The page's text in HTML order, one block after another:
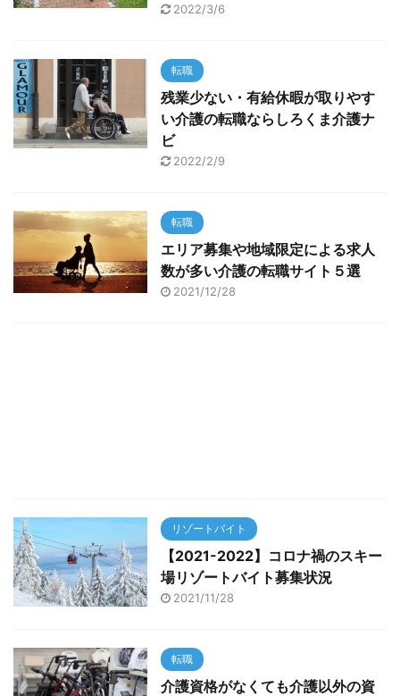
2022/3/6
転職
残業少ない・有給休暇が取りやす
い介護の転職ならしろくま介護ナ
ビ
2022/2/9
転職
エリア募集や地域限定による求人
数が多い介護の転職サイト５選
2021/12/28
リゾートバイト
【2021-2022】コロナ禍のスキー
場リゾートバイト募集状況
2021/11/28
転職
介護資格がなくても介護以外の資